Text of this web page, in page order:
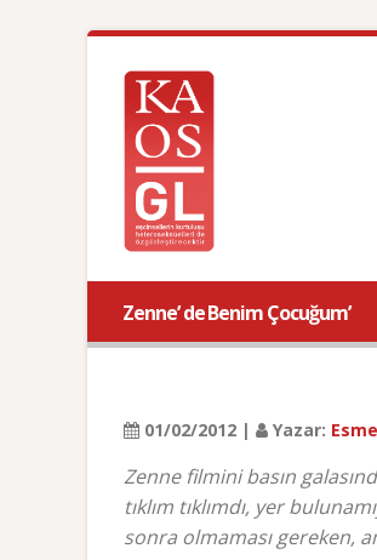
Zenne’ de Benim Çocuğum’
01/02/2012 | Yazar:
Zenne filmini basın
tıklım tıklımdı, yer
sonra olmaması gereken,